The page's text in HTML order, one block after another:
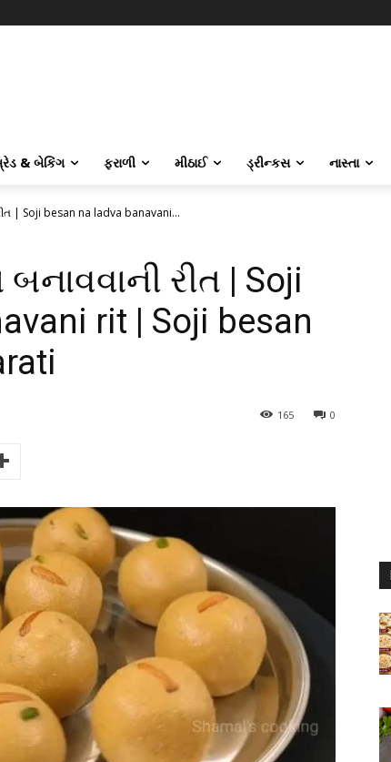
& બેકિંગ ફરાળી મીઠાઈ ડ્રીન્કસ નાસ્તા
| Soji besan na ladva banavani...
રીત | Soji
rit | Soji besan
0
165